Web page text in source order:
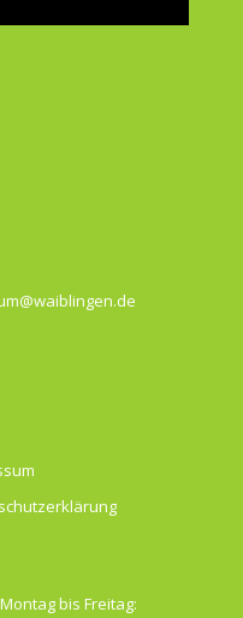
Montag bis Freitag: